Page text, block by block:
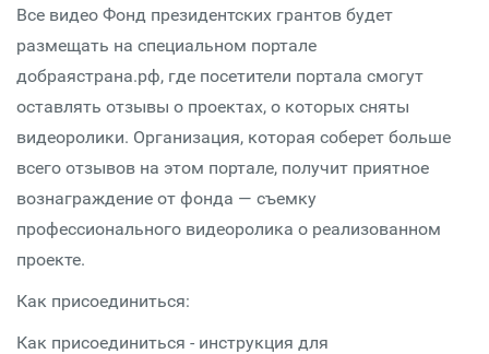
Все видео Фонд президентских грантов будет
размещать на специальном портале
добраястрана.рф, где посетители портала смогут
оставлять отзывы о проектах, о которых сняты
видеоролики. Организация, которая соберет больше
всего отзывов на этом портале, получит приятное
вознаграждение от фонда — съемку
профессионального видеоролика о реализованном
проекте.
Как присоединиться:
Как присоединиться - инструкция для